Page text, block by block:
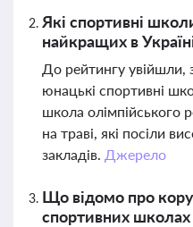
Які спортивні
найкращих в
До рейтингу увійшли,
юнацькі спортивні
школа олімпійського
на траві, які посіли
закладів. Джерело
Що відомо про
спортивних